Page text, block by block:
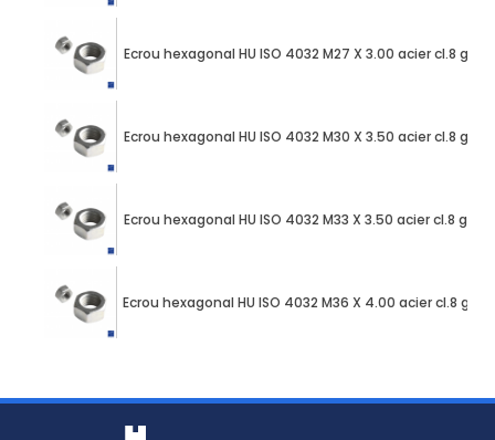
Ecrou hexagonal HU ISO 4032 M27 X 3.00 acier cl.8
Ecrou hexagonal HU ISO 4032 M30 X 3.50 acier cl.8
Ecrou hexagonal HU ISO 4032 M33 X 3.50 acier cl.8
Ecrou hexagonal HU ISO 4032 M36 X 4.00 acier cl.8